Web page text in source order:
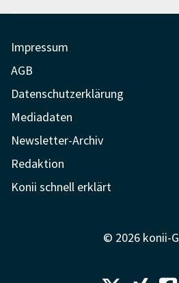
Impressum
AGB
Datenschutzerklärung
Mediadaten
Newsletter-Archiv
Redaktion
Konii schnell erklärt
© 2026 konii-